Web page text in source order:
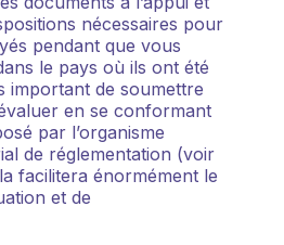
nécessaires pour
pendant que vous
le pays où ils ont été
important de soumettre
en se conformant
par l’organisme
de réglementation (voir
facilitera énormément le
et de